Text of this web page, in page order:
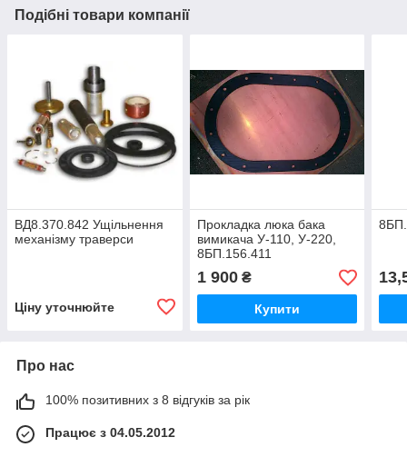
Подібні товари компанії
ВД8.370.842 Ущільнення
механізму траверси
Ціну уточнюйте
Прокладка люка бака
вимикача У-110, У-220,
8БП.156.411
1 900₴
Купити
Про нас
100% позитивних з 8 відгуків за рік
Працює з 04.05.2012